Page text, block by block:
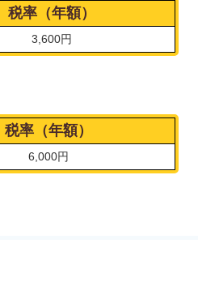
税率（年額）
3,600円
税率（年額）
6,000円